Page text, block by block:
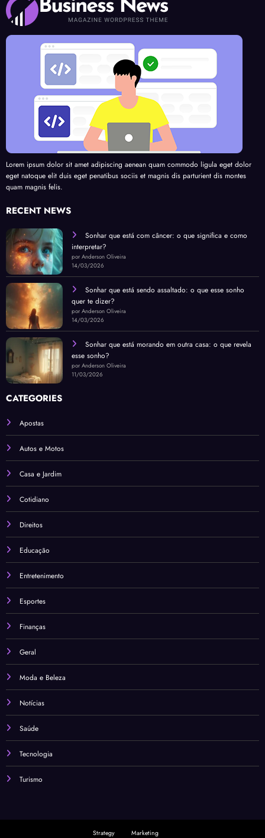
Lorem ipsum dolor sit amet adipiscing aenean quam commodo ligula eget dolor
eget natoque elit duis eget penatibus sociis et magnis dis parturient dis montes
quam magnis felis.
RECENT NEWS
Sonhar que está com câncer: o que significa e como
interpretar?
por Anderson Oliveira
14/03/2026
Sonhar que está sendo assaltado: o que esse sonho
quer te dizer?
por Anderson Oliveira
14/03/2026
Sonhar que está morando em outra casa: o que revela
esse sonho?
por Anderson Oliveira
11/03/2026
CATEGORIES
Apostas
Autos e Motos
Casa e Jardim
Cotidiano
Direitos
Educação
Entretenimento
Esportes
Finanças
Geral
Moda e Beleza
Notícias
Saúde
Tecnologia
Turismo
Strategy Marketing